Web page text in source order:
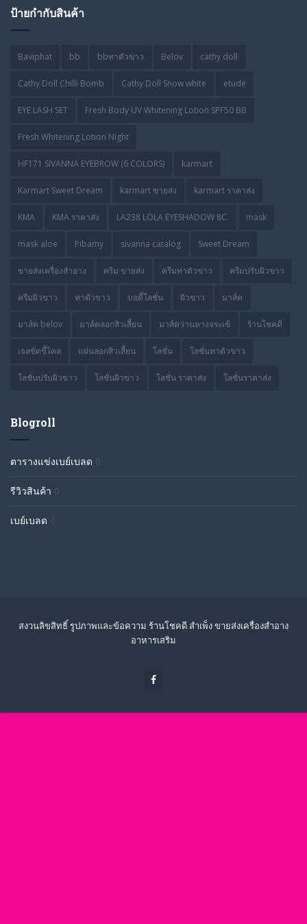
ป้ายกำกับสินค้า
Baviphat bb bbทาตัวขาว Belov cathy doll
Cathy Doll Chilli Bomb Cathy Doll Snow white etude
EYE LASH SET Fresh Body UV Whitening Lotion SPF50 BB
Fresh Whitening Lotion Night
HF171 SIVANNA EYEBROW (6 COLORS) karmart
Karmart Sweet Dream karmart ขายส่ง karmart ราคาส่ง
KMA KMA ราคาส่ง LA238 LOLA EYESHADOW 8C. mask
mask aloe Pibamy sivanna catalog Sweet Dream
ขายส่งเครื่องสำอาง ครีม ขายส่ง ครีมทาตัวขาว ครีมปรับผิวขาว
ครีมผิวขาว ทาตัวขาว บอดี้โลชั่น ผิวขาว มาส์ค
มาส์ค belov มาส์คลอกสิวเสี้ยน มาส์คว่านหางจระเข้ ร้านโชคดี
เจลขัดขี้ไคล แผ่นลอกสิวเสี้ยน โลชั่น โลชั่นทาตัวขาว
โลชั่นปรับผิวขาว โลชั่นผิวขาว โลชั่น ราคาส่ง โลชั่นราคาส่ง
Blogroll
ตารางแข่งเบย์เบลด 0
รีวิวสินค้า 0
เบย์เบลด 0
สงวนลิขสิทธิ์ รูปภาพและข้อความ ร้านโชคดี สำเพ็ง ขายส่งเครื่องสำอาง
อาหารเสริม